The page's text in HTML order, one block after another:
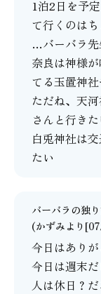
1泊2日を予
て行くのは
…バーバラ
奈良は神様
てる玉置神
ただね、天
さんと行きた
白兎神社は
たい
バーバラの独
(かずみより
今日はあり
今日は週末
人は休日？